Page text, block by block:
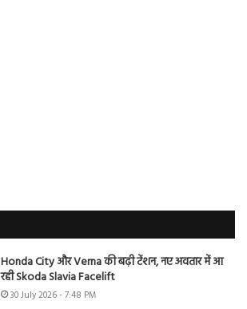
Honda City और Verna की बढ़ी टेंशन, नए अवतार में आ
रही Skoda Slavia Facelift
30 July 2026 - 7:48 PM